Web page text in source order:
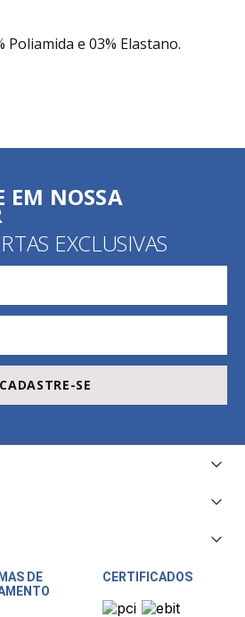
Poliamida e 03% Elastano.
EM NOSSA
EXCLUSIVAS
CADASTRE-SE
DE
CERTIFICADOS